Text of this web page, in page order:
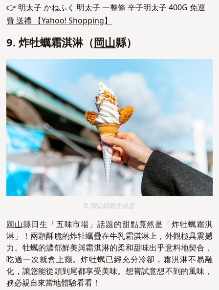
👉明太子 かねふく 明太子 一整條 辛子明太子 400G 免運
費 送禮 【Yahoo! Shopping】
9. 炸牡蠣霜淇淋（岡山縣）
© 岡山縣觀光連盟
岡山縣日生「五味市場」話題的甜點竟然是「炸牡蠣霜淇
淋」！兩顆酥脆的炸牡蠣疊在牛乳霜淇淋上，外觀極具震撼
力。牡蠣的濃郁鮮美與霜淇淋的柔和甜味出乎意料地契合，
吃過一次就會上癮。炸牡蠣已經充分冷卻，霜淇淋不易融
化，讓您能從頭到尾都享受美味。想嘗試意想不到的風味，
務必親自來當地體驗看看！